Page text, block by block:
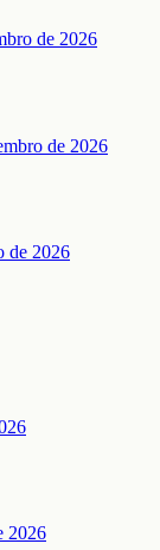
de 2026
de 2026
de 2026
2026